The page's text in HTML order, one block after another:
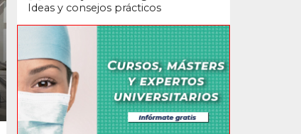
Ideas y consejos prácticos